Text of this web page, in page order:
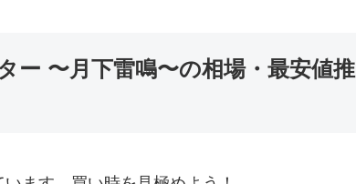
ー 〜月下雷鳴〜の相場・最安値推